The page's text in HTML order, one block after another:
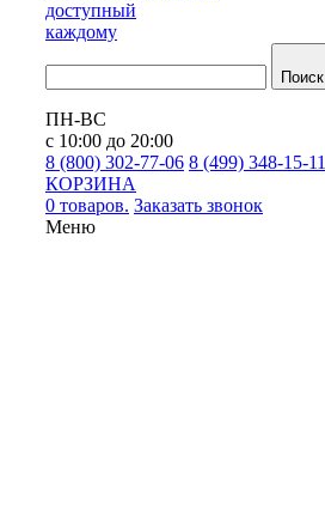
доступный
каждому
Поиск
ПН-ВС
с 10:00 до 20:00
8 (800) 302-77-06 8 (499) 348-15-11
КОРЗИНА
0 товаров. Заказать звонок
Меню